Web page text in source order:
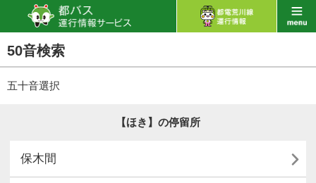
50音検索
五十音選択
【ほき】の停留所
保木間 